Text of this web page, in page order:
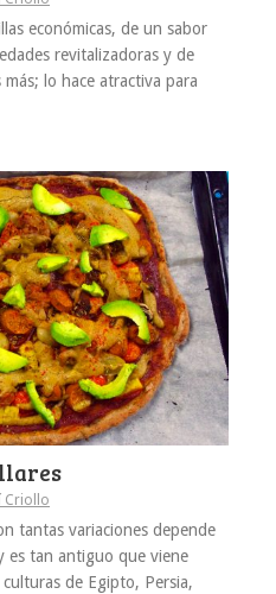
económicas, de un sabor
revitalizadoras y de
lo hace atractiva para
Criollo
tantas variaciones depende
es tan antiguo que viene
de Egipto, Persia,